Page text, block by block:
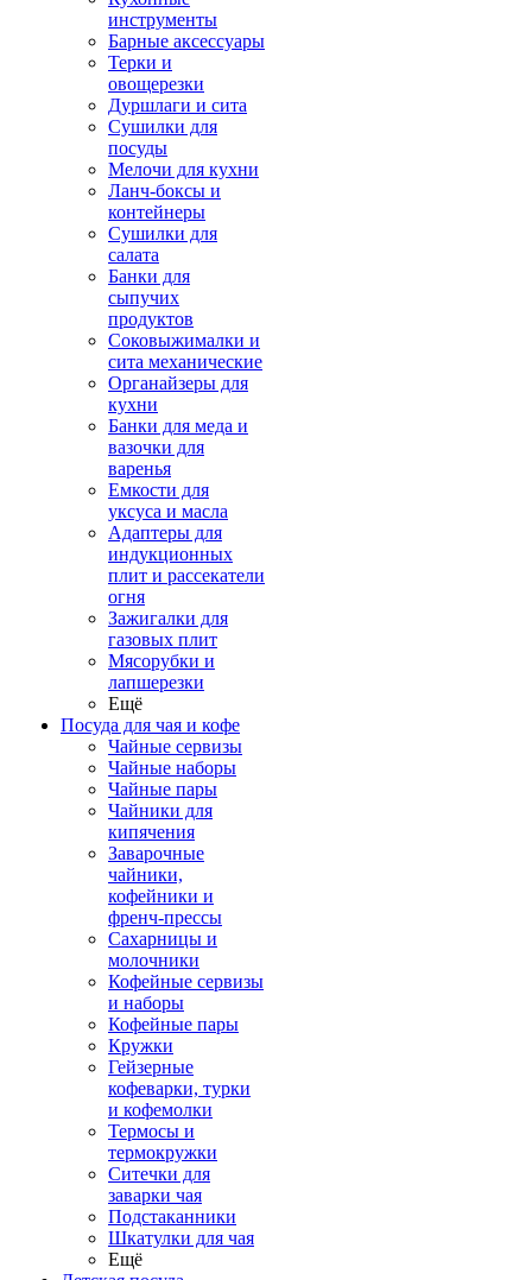
инструменты
Барные аксессуары
Терки и
овощерезки
Дуршлаги и сита
Сушилки для
посуды
Мелочи для кухни
Ланч-боксы и
контейнеры
Сушилки для
салата
Банки для
сыпучих
продуктов
Соковыжималки и
сита механические
Органайзеры для
кухни
Банки для меда и
вазочки для
варенья
Емкости для
уксуса и масла
Адаптеры для
индукционных
плит и рассекатели
огня
Зажигалки для
газовых плит
Мясорубки и
лапшерезки
Ещё
Посуда для чая и кофе
Чайные сервизы
Чайные наборы
Чайные пары
Чайники для
кипячения
Заварочные
чайники,
кофейники и
френч-прессы
Сахарницы и
молочники
Кофейные сервизы
и наборы
Кофейные пары
Кружки
Гейзерные
кофеварки, турки
и кофемолки
Термосы и
термокружки
Ситечки для
заварки чая
Подстаканники
Шкатулки для чая
Ещё